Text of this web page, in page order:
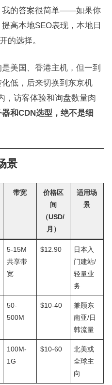
我的答案很简单——如果你
高本地SEO表现，本地日
的选择。
美国、香港主机，但一到
低，后来切换到东京机
，访客体验和询盘数量肉
器和CDN选型，绝不是细
景
带宽
价格区
间
（USD/
月）
适用场
景
5-15M
共享带
宽
$12.90
日本入
门建站/
轻量业
务
50-
500M
$10-40
兼顾东
南亚/日
韩流量
100M-
1G
$10-60
北美或
全球主
向